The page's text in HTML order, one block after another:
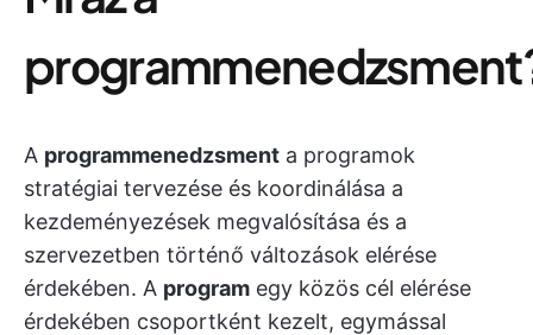
A programmenedzsment a programok
stratégiai tervezése és koordinálása a
kezdeményezések megvalósítása és a
szervezetben történő változások elérése
érdekében. A program egy közös cél elérése
érdekében csoportként kezelt, egymással